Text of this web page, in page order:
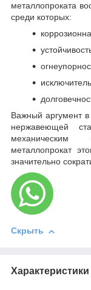
металлопроката
среди которых:
Важный аргумент в
нержавеющей
механическим
металлопрокат
значительно
Скрыть
Характеристики